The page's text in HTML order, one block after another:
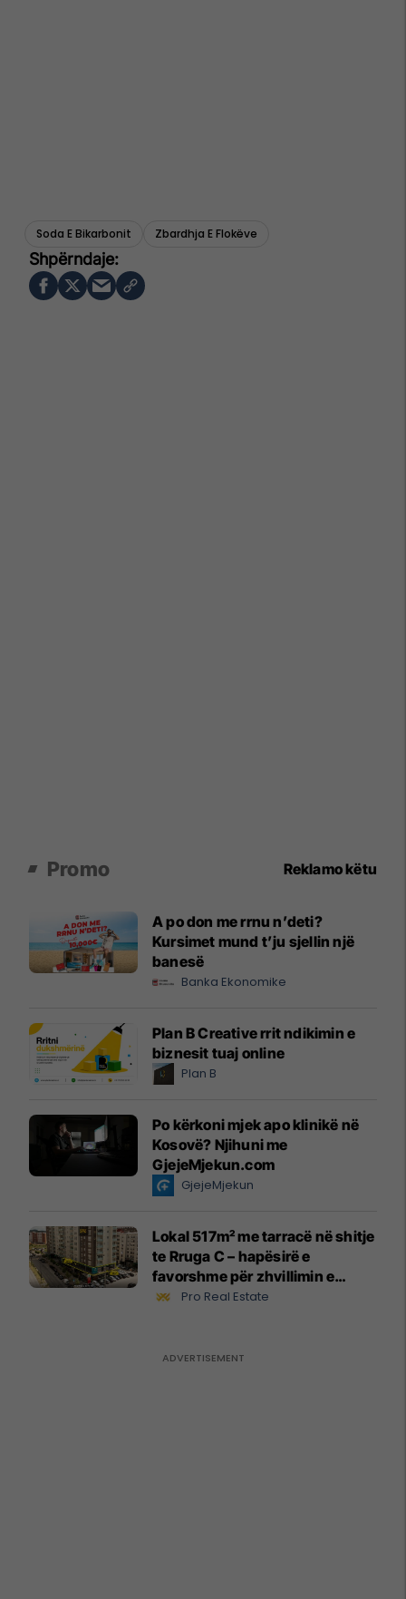
Soda E Bikarbonit Zbardhja E Flokëve
Promo Reklamo këtu
A po don me rrnu n’deti?
Kursimet mund t’ju sjellin një
banesë
Banka Ekonomike
Plan B Creative rrit ndikimin e
biznesit tuaj online
Plan B
Po kërkoni mjek apo klinikë në
Kosovë? Njihuni me
GjejeMjekun.com
GjejeMjekun
Lokal 517m² me tarracë në shitje
te Rruga C – hapësirë e
favorshme për zhvillimin e
biznesit #15796
Pro Real Estate